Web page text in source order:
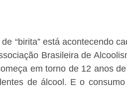
“birita” está acontecendo
Brasileira de
em torno de 12 anos
de álcool. E o